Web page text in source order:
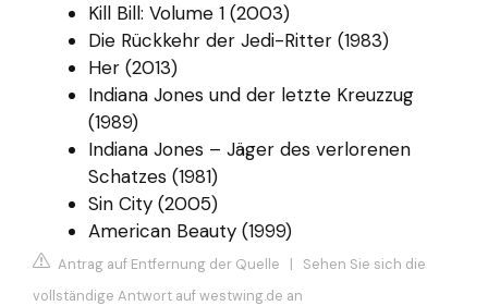
Kill Bill: Volume 1 (2003)
Die Rückkehr der Jedi-Ritter (1983)
Her (2013)
Indiana Jones und der letzte Kreuzzug
(1989)
Indiana Jones – Jäger des verlorenen
Schatzes (1981)
Sin City (2005)
American Beauty (1999)
Antrag auf Entfernung der Quelle | Sehen Sie sich die
vollständige Antwort auf westwing.de an